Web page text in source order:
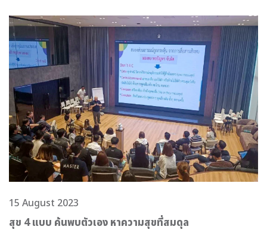
15 August 2023
สุข 4 แบบ ค้นพบตัวเอง หาความสุขที่สมดุล